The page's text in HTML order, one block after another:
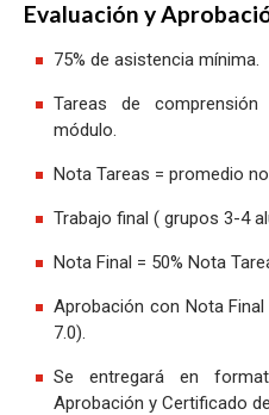
Evaluación y
75% de asistencia mínima.
Tareas de
módulo.
Nota Tareas = promedio
Trabajo final ( grupos 3-4
Nota Final = 50% Nota
Aprobación con Nota
7.0).
Se entregará en
Aprobación y Certificado